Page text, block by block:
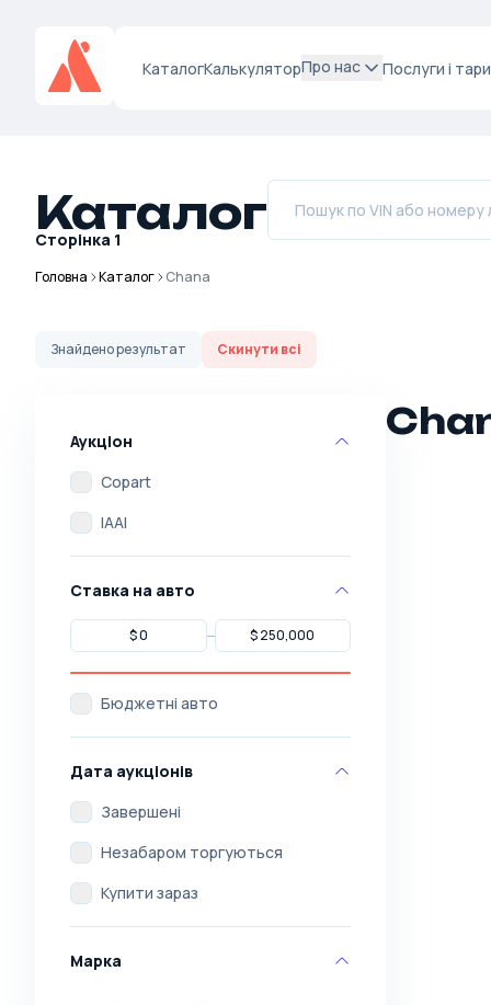
КаталогКалькуляторПро нас Послуги і
Каталог
Сторінка 1
Головна Каталог Chana
Знайденорезультат Скинути всі
Аукціон
Copart
IAAI
Ставка на авто
Бюджетні авто
Дата аукціонів
Завершені
Незабаром торгуються
Купити зараз
Марка